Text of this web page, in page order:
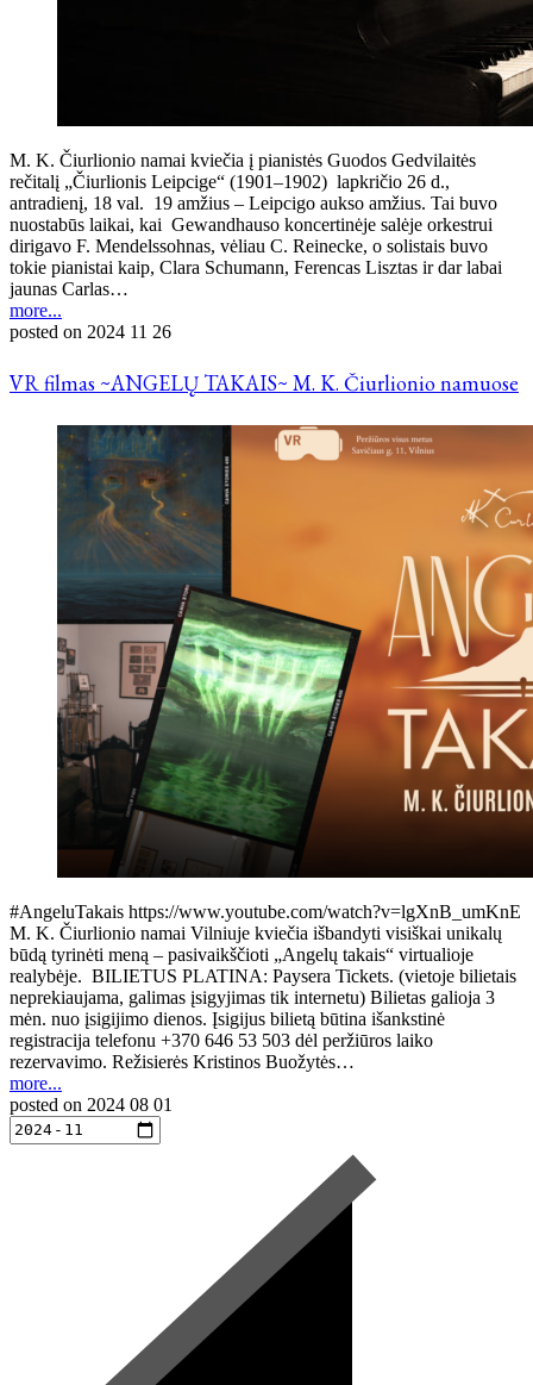
M. K. Čiurlionio namai kviečia į pianistės Guodos Gedvilaitės
rečitalį „Čiurlionis Leipcige“ (1901–1902) lapkričio 26 d.,
antradienį, 18 val. 19 amžius – Leipcigo aukso amžius. Tai buvo
nuostabūs laikai, kai Gewandhauso koncertinėje salėje orkestrui
dirigavo F. Mendelssohnas, vėliau C. Reinecke, o solistais buvo
tokie pianistai kaip, Clara Schumann, Ferencas Lisztas ir dar labai
jaunas Carlas…
more...
posted on 2024 11 26
VR filmas ~ANGELŲ TAKAIS~ M. K. Čiurlionio namuose
#AngeluTakais https://www.youtube.com/watch?v=lgXnB_umKnE
M. K. Čiurlionio namai Vilniuje kviečia išbandyti visiškai unikalų
būdą tyrinėti meną – pasivaikščioti „Angelų takais“ virtualioje
realybėje. BILIETUS PLATINA: Paysera Tickets. (vietoje bilietais
neprekiaujama, galimas įsigyjimas tik internetu) Bilietas galioja 3
mėn. nuo įsigijimo dienos. Įsigijus bilietą būtina išankstinė
registracija telefonu +370 646 53 503 dėl peržiūros laiko
rezervavimo. Režisierės Kristinos Buožytės…
more...
posted on 2024 08 01